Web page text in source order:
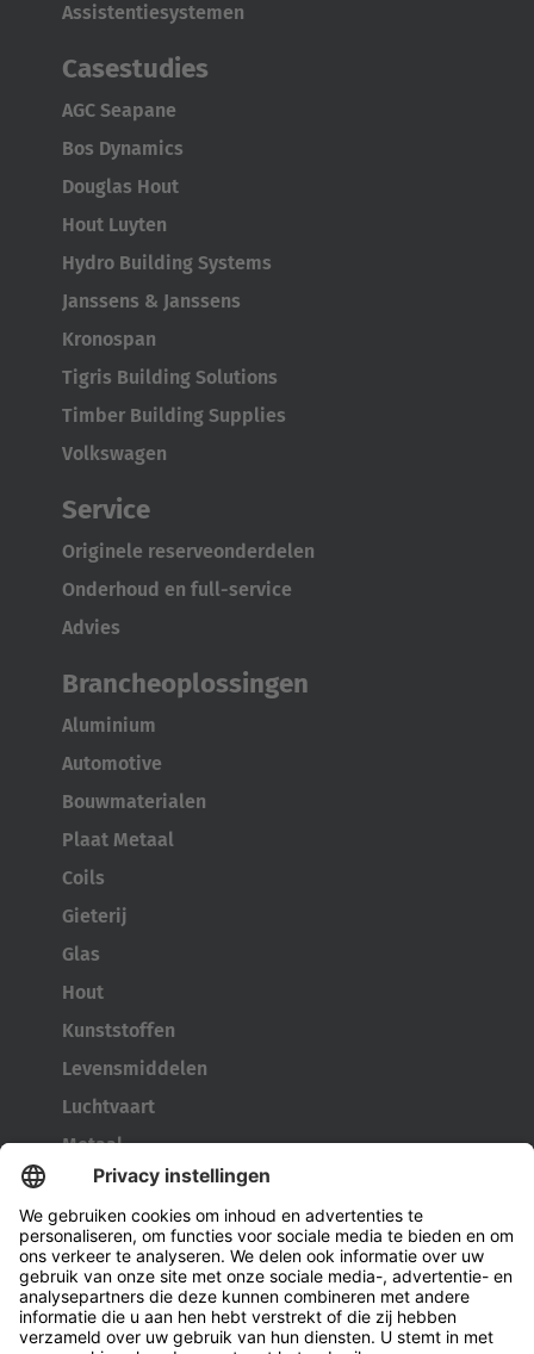
Assistentiesystemen
Casestudies
AGC Seapane
Bos Dynamics
Douglas Hout
Hout Luyten
Hydro Building Systems
Janssens & Janssens
Kronospan
Tigris Building Solutions
Timber Building Supplies
Volkswagen
Service
Originele reserveonderdelen
Onderhoud en full-service
Advies
Brancheoplossingen
Aluminium
Automotive
Bouwmaterialen
Plaat Metaal
Coils
Gieterij
Glas
Hout
Kunststoffen
Levensmiddelen
Luchtvaart
Metaal
Leger/defensietechniek
Bak- en containertransport
Bandengereedschap
Kabelhaspeltransporter
Deuren en ramen